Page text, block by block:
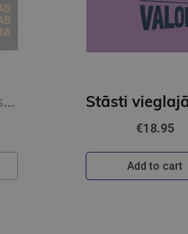
Franas Lībovicas lasāmgrāmata
€18.95
Add to cart